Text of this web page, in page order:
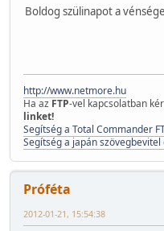
Boldog szülinapot a
http://www.netmore.hu
Ha az FTP-vel kapcsolatban
linket!
Segítség a Total Commander
Segítség a japán
Próféta
2012-01-21, 15:54:38